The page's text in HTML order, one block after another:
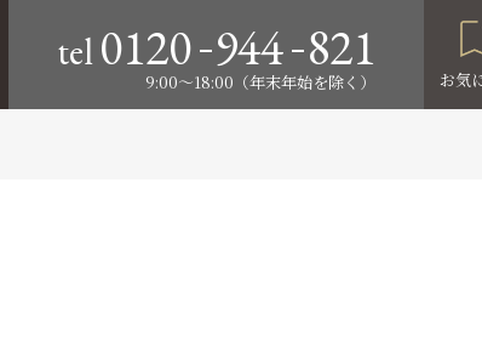
tel0120-944-821
9:00～18:00（年末年始を除く） お気